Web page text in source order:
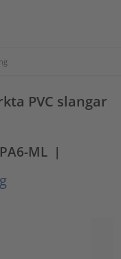
PVC slangar
ML |